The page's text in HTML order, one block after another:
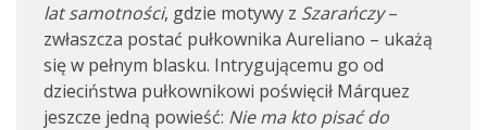
lat samotności, gdzie motywy z Szarańczy–
zwłaszcza postać pułkownika Aureliano – ukażą
się w pełnym blasku. Intrygującemu go od
dzieciństwa pułkownikowi poświęcił Márquez
jeszcze jedną powieść: Nie ma kto pisać do